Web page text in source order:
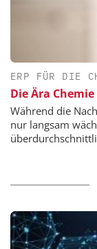
ERP FÜR DIE
Die Ära
Während die
nur langsam